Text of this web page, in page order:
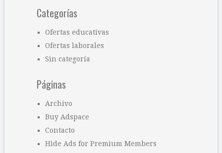
Categorías
Ofertas educativas
Ofertas laborales
Sin categoría
Páginas
Archivo
Buy Adspace
Contacto
Hide Ads for Premium Members